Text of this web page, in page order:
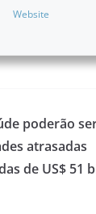
Website
poderão
atrasadas
de US$ 51